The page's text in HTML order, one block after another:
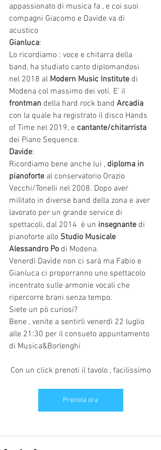
appassionato di musica fa , e coi suoi
compagni Giacomo e Davide va di
acustico
Gianluca:
Lo ricordiamo : voce e chitarra della
band, ha studiato canto diplomandosi
nel 2018 al Modern Music Institute di
Modena col massimo dei voti. E' il
frontman della hard rock band Arcadia
con la quale ha registrato il disco Hands
of Time nel 2019, e cantante/chitarrista
dei Piano Sequence.
Davide:
Ricordiamo bene anche lui , diploma in
pianoforte al conservatorio Orazio
Vecchi/Tonelli nel 2008. Dopo aver
militato in diverse band della zona e aver
lavorato per un grande service di
spettacoli, dal 2014  è un insegnante di
pianoforte allo Studio Musicale
Alessandro Po di Modena.
Venerdì Davide non ci sarà ma Fabio e
Gianluca ci proporranno uno spettacolo
incentrato sulle armonie vocali che
ripercorre brani senza tempo.
Siete un pò curiosi?
Bene , venite a sentirli venerdì 22 luglio
alle 21:30 per il consueto appuntamento
di Musica&Borlenghi
Con un click prenoti il tavolo , facilissimo
Prenota ora